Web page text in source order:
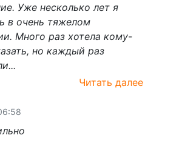
Уже несколько лет я
в очень тяжелом
Много раз хотела кому-
но каждый раз
Читать далее